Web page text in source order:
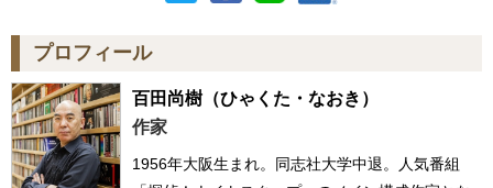
プロフィール
百田尚樹 （ひゃくた・なおき）
作家
1956年大阪生まれ。同志社大学中退。人気番組